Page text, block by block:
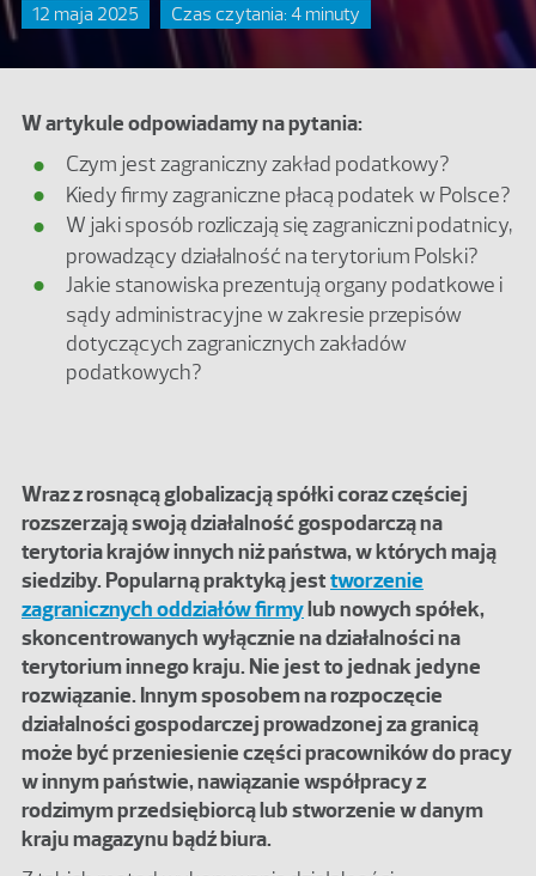
12 maja 2025 Czas czytania: 4 minuty
W artykule odpowiadamy na pytania:
Czym jest zagraniczny zakład podatkowy?
Kiedy firmy zagraniczne płacą podatek w Polsce?
W jaki sposób rozliczają się zagraniczni podatnicy,
prowadzący działalność na terytorium Polski?
Jakie stanowiska prezentują organy podatkowe i
sądy administracyjne w zakresie przepisów
dotyczących zagranicznych zakładów
podatkowych?
Wraz z rosnącą globalizacją spółki coraz częściej
rozszerzają swoją działalność gospodarczą na
terytoria krajów innych niż państwa, w których mają
siedziby. Popularną praktyką jesttworzenie
zagranicznych oddziałów firmylub nowych spółek,
skoncentrowanych wyłącznie na działalności na
terytorium innego kraju. Nie jest to jednak jedyne
rozwiązanie. Innym sposobem na rozpoczęcie
działalności gospodarczej prowadzonej za granicą
może być przeniesienie części pracowników do pracy
w innym państwie, nawiązanie współpracy z
rodzimym przedsiębiorcą lub stworzenie w danym
kraju magazynu bądź biura.